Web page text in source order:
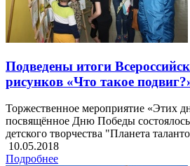
Подведены итоги
рисунков «Что такое
Торжественное мероприятие «Этих
посвящённое Дню Победы
детского творчества "Планета
10.05.2018
Подробнее